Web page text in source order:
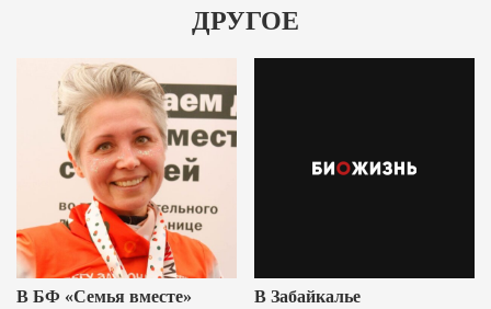
ДРУГОЕ
В БФ «Семья вместе»
В Забайкалье